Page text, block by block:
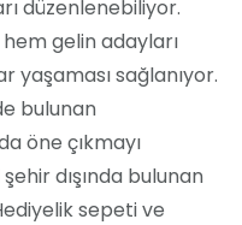
düzenlenebiliyor.
gelin adayları
yaşaması sağlanıyor.
bulunan
öne çıkmayı
dışında bulunan
sepeti ve